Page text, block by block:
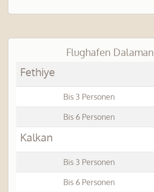
Flughafen Dalaman
Fethiye
Bis 3 Personen
Bis 6 Personen
Kalkan
Bis 3 Personen
Bis 6 Personen